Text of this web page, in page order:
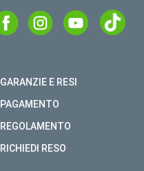
GARANZIE E RESI
PAGAMENTO
REGOLAMENTO
RICHIEDI RESO